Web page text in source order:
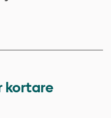
kortare